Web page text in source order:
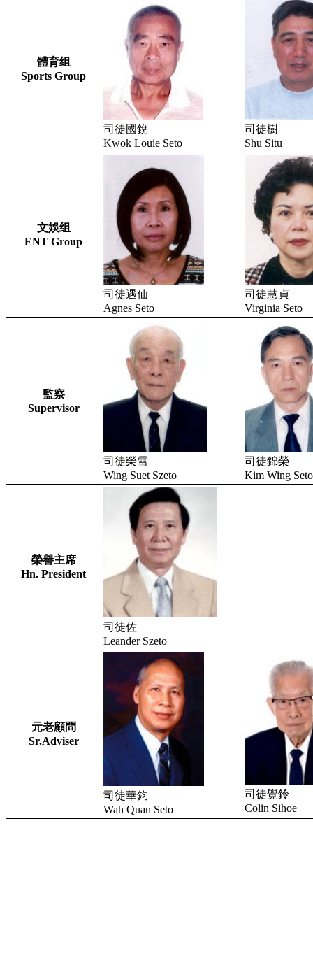
體育组
Sports Group
司徒國銳
Kwok Louie Seto
司徒樹
Shu Situ
文娛组
ENT Group
司徒遇仙
Agnes Seto
司徒慧貞
Virginia Seto
監察
Supervisor
司徒榮雪
Wing Suet Szeto
司徒錦榮
Kim Wing Seto
榮譽主席
Hn. President
司徒佐
Leander Szeto
元老顧問
Sr.Adviser
司徒華鈞
Wah Quan Seto
司徒覺鈴
Colin Sihoe